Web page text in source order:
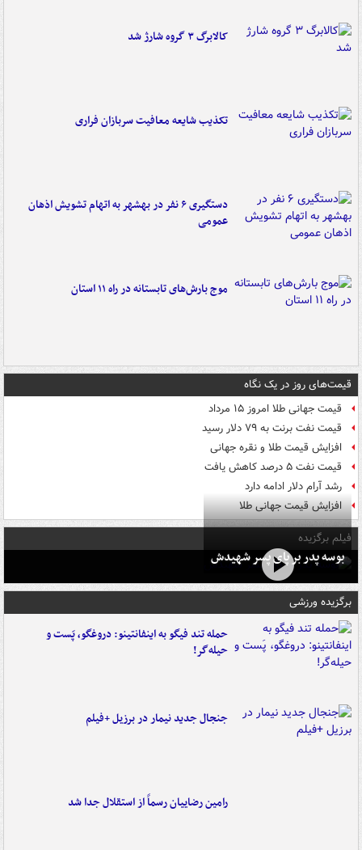
کالابرگ ۳ گروه شارژ شد
تکذیب شایعه معافیت سربازان فراری
دستگیری ۶ نفر در بهشهر به اتهام تشویش اذهان
عمومی
موج بارش‌های تابستانه در راه ۱۱ استان
قیمت‌های روز در یک نگاه
قیمت جهانی طلا امروز ۱۵ مرداد
قیمت نفت برنت به ۷۹ دلار رسید
افزایش قیمت طلا و نقره جهانی
قیمت نفت ۵ درصد کاهش یافت
رشد آرام دلار ادامه دارد
افزایش قیمت جهانی طلا
فیلم برگزیده
بوسه‌ پدر بر پای پسر شهیدش
برگزیده ورزشی
حمله تند فیگو به اینفانتینو: دروغگو، پَست‌ و
حیله‌گر!
جنجال جدید نیمار در برزیل +فیلم
رامین رضاییان رسماً از استقلال جدا شد